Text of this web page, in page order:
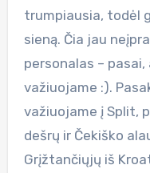
trumpiausia, todėl
sieną. Čia jau
personalas –
važiuojame :).
važiuojame į Split,
dešrų ir Čekiško
Grįžtančiųjų iš